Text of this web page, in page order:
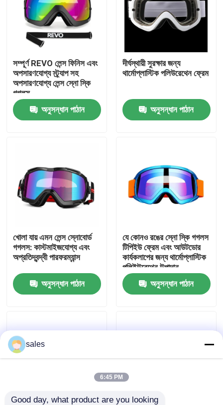
বাড়ি
আমাদের সম্পর্কে
কারখানা ভ্রমণ
যোগাযোগ করুন
খবর
উদ্ধৃতির জন্য আবেদন
নিরাপত্তা চশমা গগলস
সম্পূর্ণ REVO লেন্স ফিনিস এবং
অপসারণযোগ্য স্ট্র্যাপ সহ
অপসারণযোগ্য লেন্স স্নো স্কি
গগলস
অনুসন্ধান পাঠান
দীর্ঘস্থায়ী সুরক্ষার জন্য
থার্মোপ্লাস্টিক পলিউরেথেন ফ্রেম
অনুসন্ধান পাঠান
খোলা যায় এমন লেন্স স্নোবোর্ড
গগলস: কাস্টমাইজযোগ্য এবং
অপ্রতিদ্বন্দ্বী পারফরম্যান্স
অনুসন্ধান পাঠান
যে কোনও রঙের স্নো স্কি গগলস
টিপিইউ ফ্রেম এবং আউটডোর
কার্যকলাপের জন্য থার্মোপ্লাস্টিক
পলিইউরেথেন উপাদান
অনুসন্ধান পাঠান
sales
6:45 PM
Good day, what product are you looking